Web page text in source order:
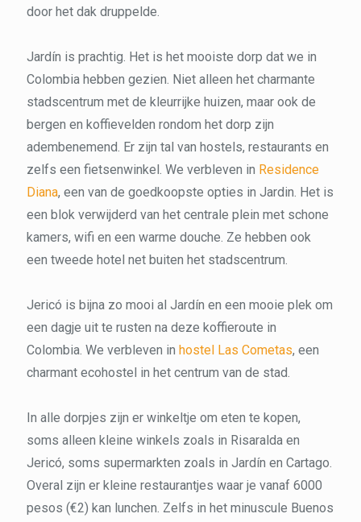
door het dak druppelde.
Jardín is prachtig. Het is het mooiste dorp dat we in
Colombia hebben gezien. Niet alleen het charmante
stadscentrum met de kleurrijke huizen, maar ook de
bergen en koffievelden rondom het dorp zijn
adembenemend. Er zijn tal van hostels, restaurants en
zelfs een fietsenwinkel. We verbleven in Residence
Diana, een van de goedkoopste opties in Jardin. Het is
een blok verwijderd van het centrale plein met schone
kamers, wifi en een warme douche. Ze hebben ook
een tweede hotel net buiten het stadscentrum.
Jericó is bijna zo mooi al Jardín en een mooie plek om
een dagje uit te rusten na deze koffieroute in
Colombia. We verbleven in hostel Las Cometas, een
charmant ecohostel in het centrum van de stad.
In alle dorpjes zijn er winkeltje om eten te kopen,
soms alleen kleine winkels zoals in Risaralda en
Jericó, soms supermarkten zoals in Jardín en Cartago.
Overal zijn er kleine restaurantjes waar je vanaf 6000
pesos (€2) kan lunchen. Zelfs in het minuscule Buenos